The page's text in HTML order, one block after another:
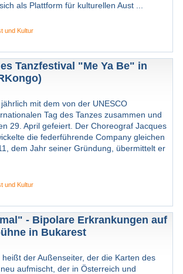
als Plattform für kulturellen Aust ...
und Kultur
Tanzfestival "Me Ya Be" in
mit dem von der UNESCO
Tag des Tanzes zusammen und
29. April gefeiert. Der Choreograf Jacques
die federführende Company gleichen
dem Jahr seiner Gründung, übermittelt er
und Kultur
- Bipolare Erkrankungen auf
in Bukarest
der Außenseiter, der die Karten des
aufmischt, der in Österreich und